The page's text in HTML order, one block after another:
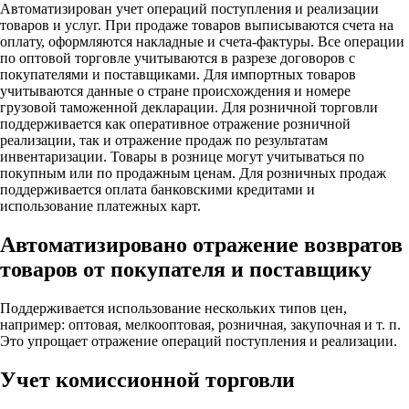
Автоматизирован учет операций поступления и реализации
товаров и услуг. При продаже товаров выписываются счета на
оплату, оформляются накладные и счета-фактуры. Все операции
по оптовой торговле учитываются в разрезе договоров с
покупателями и поставщиками. Для импортных товаров
учитываются данные о стране происхождения и номере
грузовой таможенной декларации. Для розничной торговли
поддерживается как оперативное отражение розничной
реализации, так и отражение продаж по результатам
инвентаризации. Товары в рознице могут учитываться по
покупным или по продажным ценам. Для розничных продаж
поддерживается оплата банковскими кредитами и
использование платежных карт.
Автоматизировано отражение возвратов
товаров от покупателя и поставщику
Поддерживается использование нескольких типов цен,
например: оптовая, мелкооптовая, розничная, закупочная и т. п.
Это упрощает отражение операций поступления и реализации.
Учет комиссионной торговли